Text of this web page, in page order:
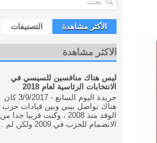
الأكثر مشاهدة التصنيفات
الاكثر مشاهدة
ليس هناك منافسين للسيسي في
الانتخابات الرئاسية لعام 2018
جريدة اليوم السابع - 3/9/2017 كان
هناك تواصل بيني وبين قيادات حزب
الوفد منذ 2008 ، وكنت قريبا جدا من
الانضمام للحزب في 2009 ولكن لم ...